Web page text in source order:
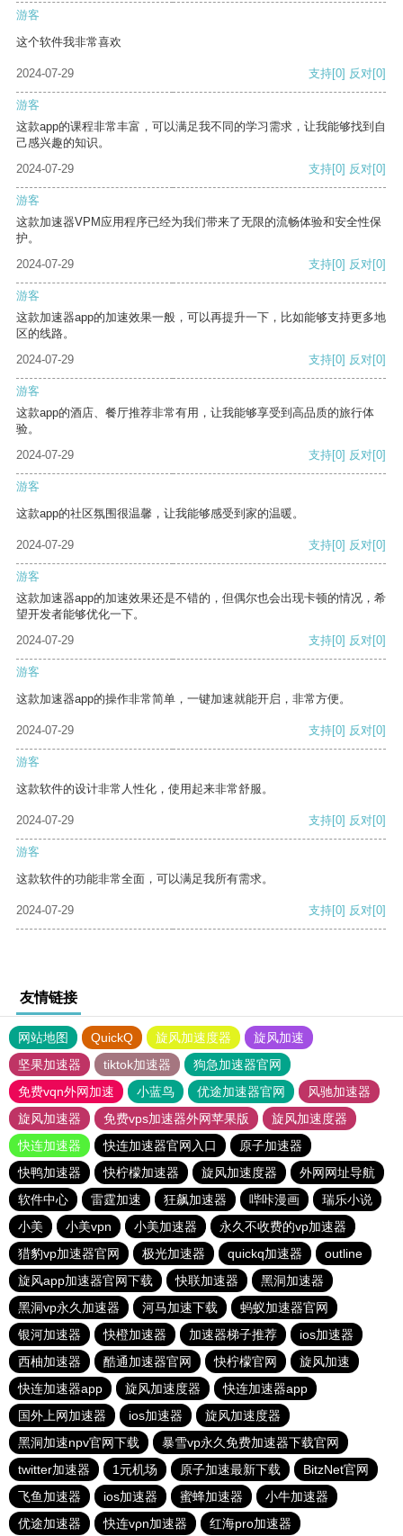
游客
这个软件我非常喜欢
2024-07-29 支持[0] 反对[0]
游客
这款app的课程非常丰富，可以满足我不同的学习需求，让我能够找到自
己感兴趣的知识。
2024-07-29
支持[0] 反对[0]
游客
这款加速器VPM应用程序已经为我们带来了无限的流畅体验和安全性保
护。
2024-07-29
支持[0] 反对[0]
游客
这款加速器app的加速效果一般，可以再提升一下，比如能够支持更多地
区的线路。
2024-07-29
支持[0] 反对[0]
游客
这款app的酒店、餐厅推荐非常有用，让我能够享受到高品质的旅行体
验。
2024-07-29
支持[0] 反对[0]
游客
这款app的社区氛围很温馨，让我能够感受到家的温暖。
2024-07-29 支持[0] 反对[0]
游客
这款加速器app的加速效果还是不错的，但偶尔也会出现卡顿的情况，希
望开发者能够优化一下。
2024-07-29
支持[0] 反对[0]
游客
这款加速器app的操作非常简单，一键加速就能开启，非常方便。
2024-07-29 支持[0] 反对[0]
游客
这款软件的设计非常人性化，使用起来非常舒服。
2024-07-29 支持[0] 反对[0]
游客
这款软件的功能非常全面，可以满足我所有需求。
2024-07-29 支持[0] 反对[0]
友情链接
网站地图 QuickQ 旋风加速度器
旋风加速
坚果加速器
tiktok加速器
狗急加速器官网
免费vqn外网加速
小蓝鸟 优途加速器官网
风驰加速器
旋风加速器
免费vps加速器外网苹果版
旋风加速度器
快连加速器
快连加速器官网入口
原子加速器
快鸭加速器
快柠檬加速器 旋风加速度器
外网网址导航
软件中心
雷霆加速 狂飙加速器 哔咔漫画
瑞乐小说
小美
小美vpn 小美加速器
永久不收费的vp加速器
猎豹vp加速器官网
极光加速器 quickq加速器
outline
旋风app加速器官网下载
快联加速器
黑洞加速器
黑洞vp永久加速器
河马加速下载
蚂蚁加速器官网
银河加速器
快橙加速器 加速器梯子推荐
ios加速器
西柚加速器
酷通加速器官网 快柠檬官网
旋风加速
快连加速器app
旋风加速度器
快连加速器app
国外上网加速器
ios加速器
旋风加速度器
黑洞加速npv官网下载
暴雪vp永久免费加速器下载官网
twitter加速器
1元机场 原子加速最新下载
BitzNet官网
飞鱼加速器
ios加速器 蜜蜂加速器
小牛加速器
优途加速器
快连vρn加速器 红海pro加速器